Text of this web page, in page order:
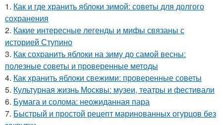
1. Как и где хранить яблоки зимой: советы для долгого
сохранения
2. Какие интересные легенды и мифы связаны с
историей Ступино
3. Как сохранить яблоки на зиму до самой весны:
полезные советы и проверенные методы
4. Как хранить яблоки свежими: проверенные советы
5. Культурная жизнь Москвы: музеи, театры и фестивали
6. Бумага и солома: неожиданная пара
7. Быстрый и простой рецепт маринованных огурцов без